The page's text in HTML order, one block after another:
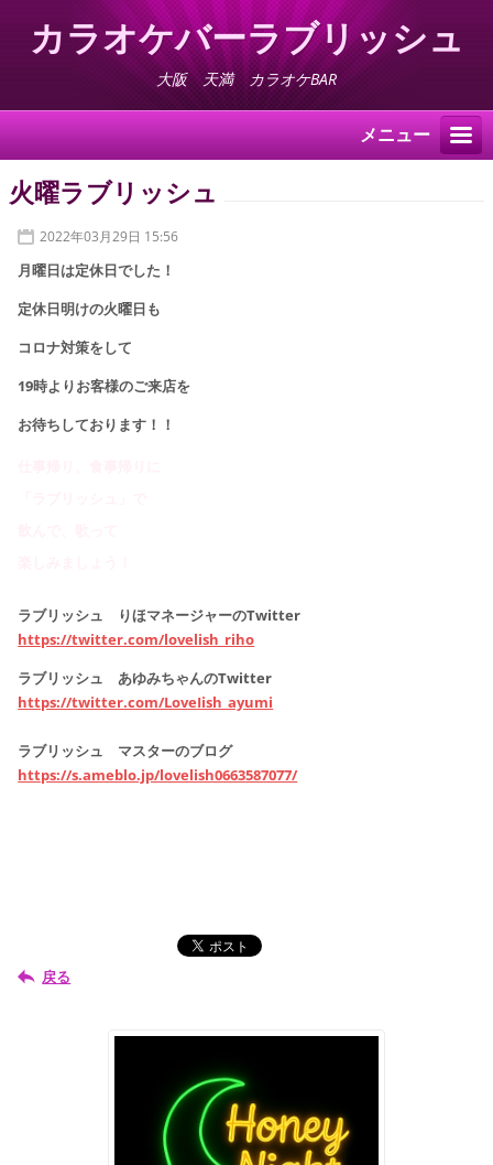
カラオケバーラブリッシュ
大阪 天満 カラオケBAR
メニュー
火曜ラブリッシュ
2022年03月29日 15:56
月曜日は定休日でした！
定休日明けの火曜日も
コロナ対策をして
19時よりお客様のご来店を
お待ちしております！！
ラブリッシュ りほマネージャーのTwitter
https://twitter.com/lovelish_riho
ラブリッシュ あゆみちゃんのTwitter
https://twitter.com/LoveIish_ayumi
ラブリッシュ マスターのブログ
https://s.ameblo.jp/lovelish0663587077/
戻る